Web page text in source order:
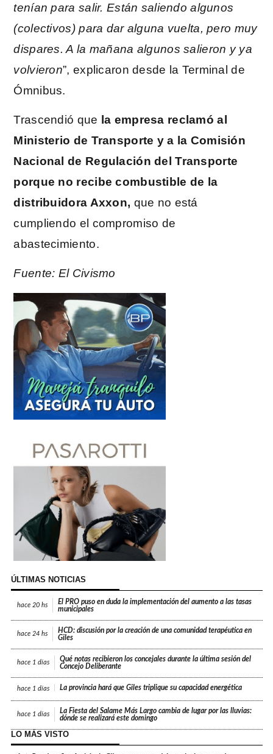
tenían para salir. Están saliendo algunos
(colectivos) para dar alguna vuelta, pero muy
dispares. A la mañana algunos salieron y ya
volvieron”, explicaron desde la Terminal de
Ómnibus.
Trascendió que la empresa reclamó al
Ministerio de Transporte y a la Comisión
Nacional de Regulación del Transporte
porque no recibe combustible de la
distribuidora Axxon, que no está
cumpliendo el compromiso de
abastecimiento.
Fuente: El Civismo
ÚLTIMAS NOTICIAS
hace 20 hs
El PRO puso en duda la implementación del aumento a las tasas
municipales
hace 24 hs
HCD: discusión por la creación de una comunidad terapéutica en
Giles
hace 1 días
Qué notas recibieron los concejales durante la última sesión del
Concejo Deliberante
hace 1 días La provincia hará que Giles triplique su capacidad energética
hace 1 días
La Fiesta del Salame Más Largo cambia de lugar por las lluvias:
dónde se realizará este domingo
LO MÁS VISTO